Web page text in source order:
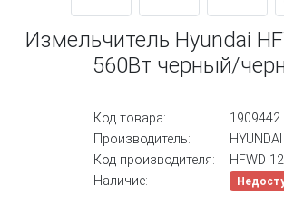
Измельчитель Hyundai
560Вт черный/
Код товара:
1909442
Производитель:
HYUNDAI
Код производителя:
HFWD
Наличие: